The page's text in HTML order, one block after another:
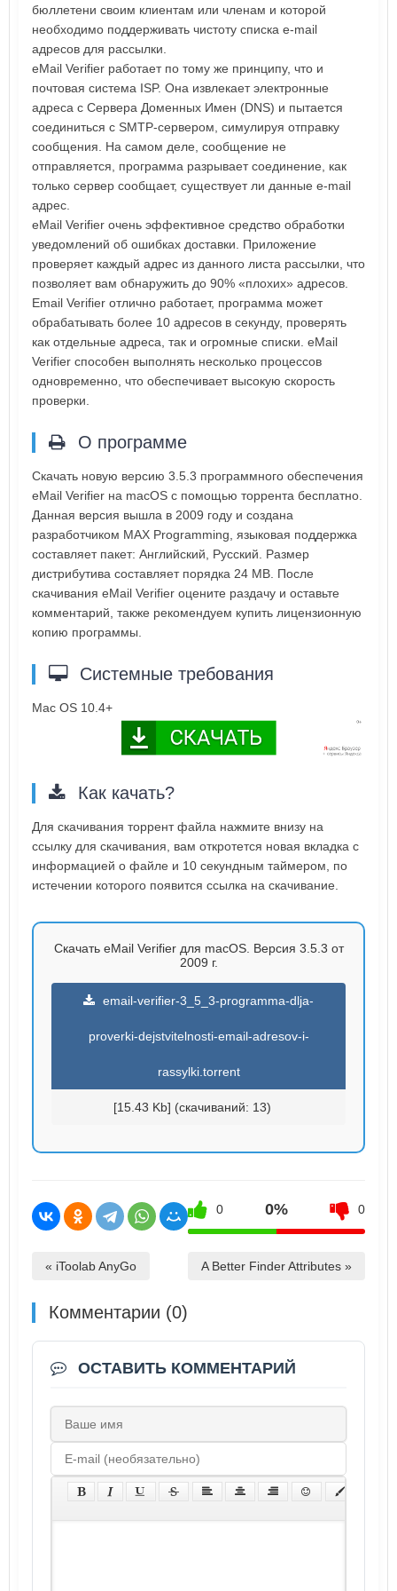
бюллетени своим клиентам или членам и которой
необходимо поддерживать чистоту списка e-mail
адресов для рассылки.
eMail Verifier работает по тому же принципу, что и
почтовая система ISP. Она извлекает электронные
адреса с Сервера Доменных Имен (DNS) и пытается
соединиться с SMTP-сервером, симулируя отправку
сообщения. На самом деле, сообщение не
отправляется, программа разрывает соединение, как
только сервер сообщает, существует ли данные e-mail
адрес.
eMail Verifier очень эффективное средство обработки
уведомлений об ошибках доставки. Приложение
проверяет каждый адрес из данного листа рассылки, что
позволяет вам обнаружить до 90% «плохих» адресов.
Email Verifier отлично работает, программа может
обрабатывать более 10 адресов в секунду, проверять
как отдельные адреса, так и огромные списки. eMail
Verifier способен выполнять несколько процессов
одновременно, что обеспечивает высокую скорость
проверки.
О программе
Скачать новую версию 3.5.3 программного обеспечения
eMail Verifier на macOS с помощью торрента бесплатно.
Данная версия вышла в 2009 году и создана
разработчиком MAX Programming, языковая поддержка
составляет пакет: Английский, Русский. Размер
дистрибутива составляет порядка 24 MB. После
скачивания eMail Verifier оцените раздачу и оставьте
комментарий, также рекомендуем купить лицензионную
копию программы.
Системные требования
Mac OS 10.4+
Как качать?
Для скачивания торрент файла нажмите внизу на
ссылку для скачивания, вам откротется новая вкладка с
информацией о файле и 10 секундным таймером, по
истечении которого появится ссылка на скачивание.
Скачать eMail Verifier для macOS. Версия 3.5.3 от
2009 г.
email-verifier-3_5_3-programma-dlja-
proverki-dejstvitelnosti-email-adresov-i-
rassylki.torrent
[15.43 Kb] (cкачиваний: 13)
0 0% 0
« iToolab AnyGo A Better Finder Attributes »
Комментарии (0)
ОСТАВИТЬ КОММЕНТАРИЙ